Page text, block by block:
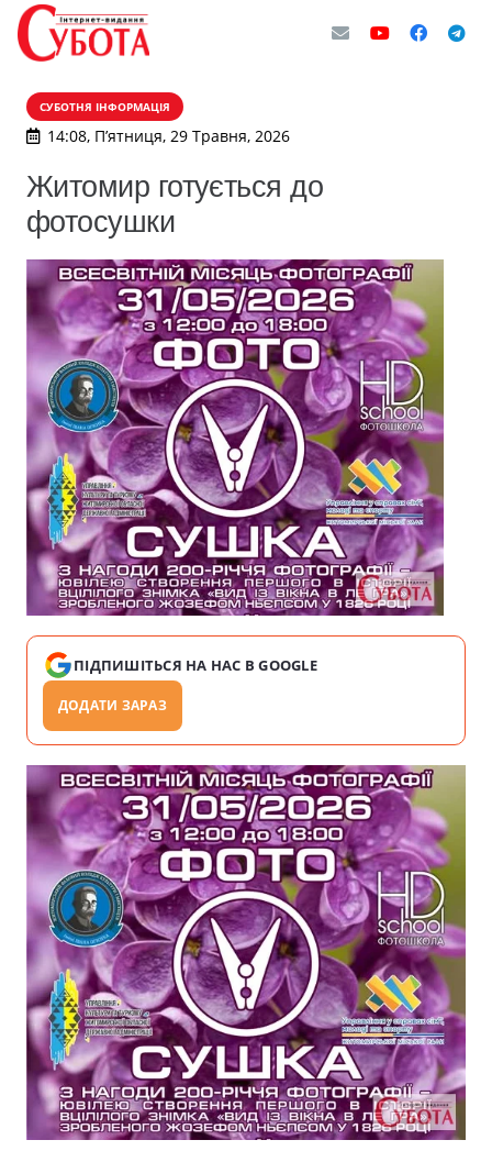
СУБОТНЯ ІНФОРМАЦІЯ
14:08, П’ятниця, 29 Травня, 2026
Житомир готується до
фотосушки
ПІДПИШІТЬСЯ НА НАС В GOOGLE
ДОДАТИ ЗАРАЗ